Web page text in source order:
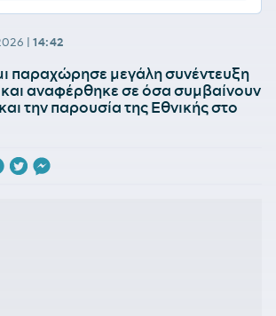
| 14:42
παραχώρησε μεγάλη συνέντευξη
αναφέρθηκε σε όσα συμβαίνουν
την παρουσία της Εθνικής στο